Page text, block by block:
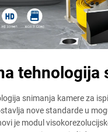
tehnologija
snimanja kamere za
nove standarde u
je modul